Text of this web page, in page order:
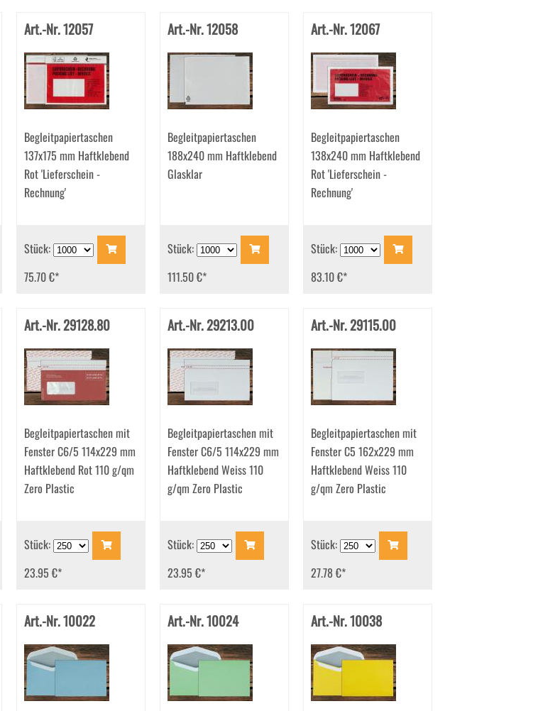
Art.-Nr. 12057
Begleitpapiertaschen
137x175 mm Haftklebend
Rot 'Lieferschein -
Rechnung'
Stück:
75.70 €*
Art.-Nr. 12058
Begleitpapiertaschen
188x240 mm Haftklebend
Glasklar
Stück:
111.50 €*
Art.-Nr. 12067
Begleitpapiertaschen
138x240 mm Haftklebend
Rot 'Lieferschein -
Rechnung'
Stück:
83.10 €*
Art.-Nr. 29128.80
Begleitpapiertaschen mit
Fenster C6/5 114x229 mm
Haftklebend Rot 110 g/qm
Zero Plastic
Stück:
23.95 €*
Art.-Nr. 29213.00
Begleitpapiertaschen mit
Fenster C6/5 114x229 mm
Haftklebend Weiss 110
g/qm Zero Plastic
Stück:
23.95 €*
Art.-Nr. 29115.00
Begleitpapiertaschen mit
Fenster C5 162x229 mm
Haftklebend Weiss 110
g/qm Zero Plastic
Stück:
27.78 €*
Art.-Nr. 10022 Art.-Nr. 10024 Art.-Nr. 10038